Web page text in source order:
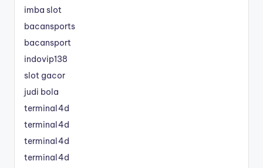
imba slot
bacansports
bacansport
indovip138
slot gacor
judi bola
terminal4d
terminal4d
terminal4d
terminal4d